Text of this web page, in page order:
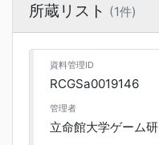
所蔵リスト (1件)
資料管理ID
RCGSa0019146
管理者
立命館大学ゲーム